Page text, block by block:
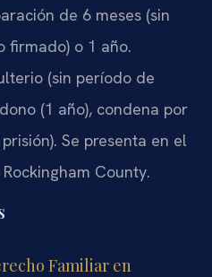
de 6 meses (sin
firmado) o 1 año.
(sin período de
(1 año), condena por
Se presenta en el
County.
Familiar en